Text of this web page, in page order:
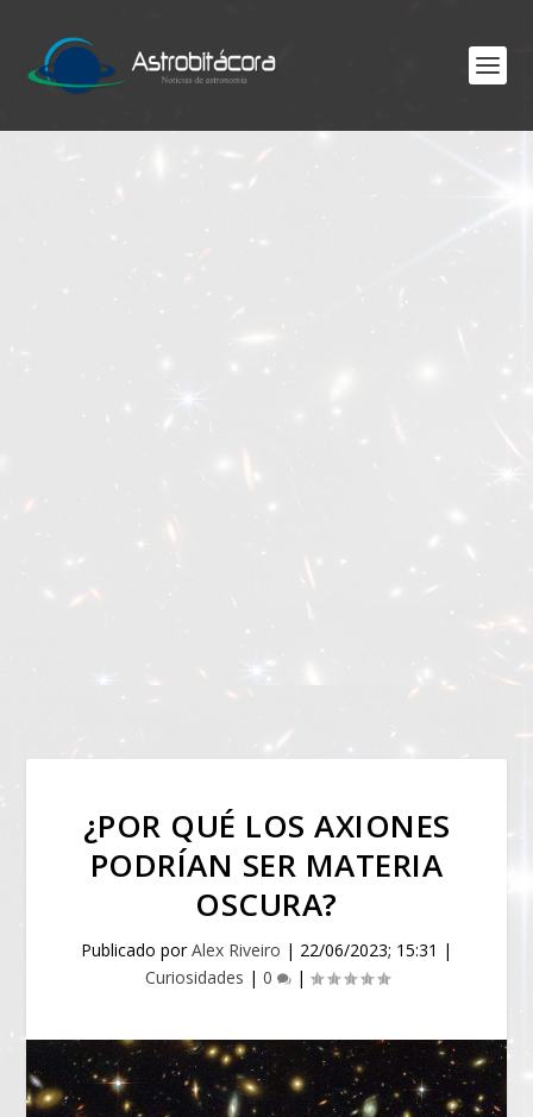
¿POR QUÉ LOS AXIONES
PODRÍAN SER MATERIA
OSCURA?
Publicado porAlex Riveiro | 22/06/2023; 15:31 |
Curiosidades | 0 |